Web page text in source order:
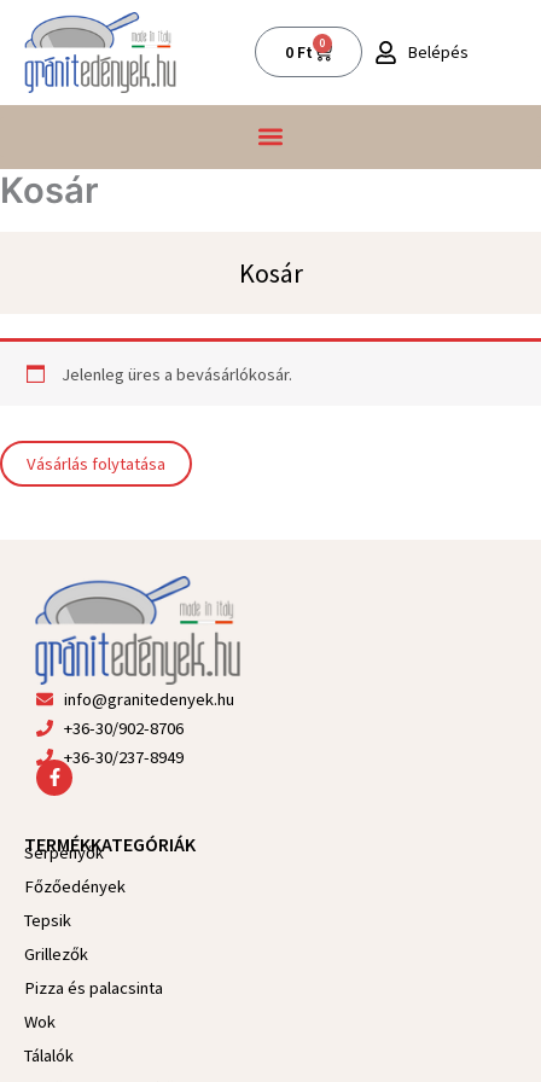
content
0 Ft 0
Kosár Belépés
Kosár
Kosár
Jelenleg üres a bevásárlókosár.
Vásárlás folytatása
info@granitedenyek.hu
+36-30/902-8706
+36-30/237-8949
F
a
b
o
-
TERMÉKKATEGÓRIÁK
Serpenyők
Főzőedények
Tepsik
Grillezők
Pizza és palacsinta
Wok
Tálalók